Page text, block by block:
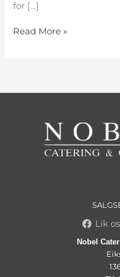
for […]
Read More »
Lik
Nobel